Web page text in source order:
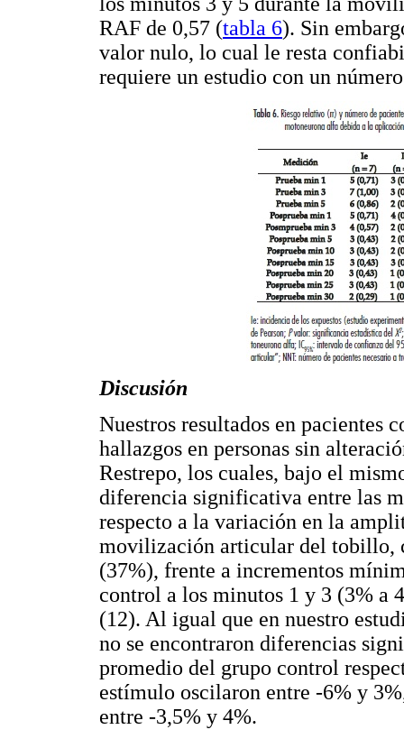
RAF de 0,57 (tabla 6). Sin
valor nulo, lo cual le resta
requiere un estudio con un
Discusión
Nuestros resultados en pacientes
hallazgos en personas sin
Restrepo, los cuales, bajo el
diferencia significativa entre las
respecto a la variación en la
movilización articular del tobillo,
(37%), frente a incrementos
control a los minutos 1 y 3 (3% a
(12). Al igual que en nuestro
no se encontraron diferencias
promedio del grupo control
estímulo oscilaron entre -6% y
entre -3,5% y 4%.